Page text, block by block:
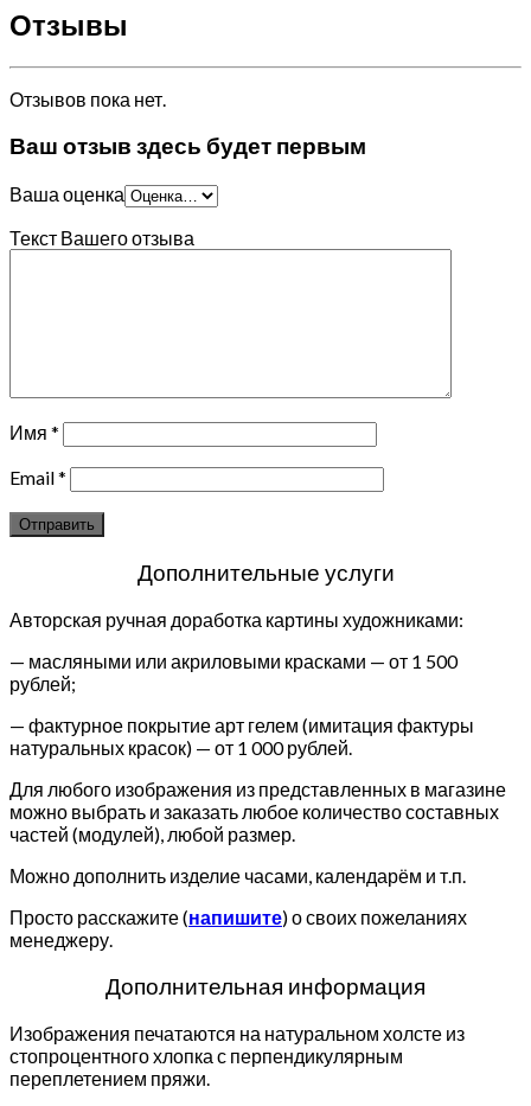
Отзывы
Отзывов пока нет.
Ваш отзыв здесь будет первым
Ваша оценка
Текст Вашего отзыва
Имя *
Email*
Дополнительные услуги
Авторская ручная доработка картины художниками:
— масляными или акриловыми красками — от 1 500
рублей;
— фактурное покрытие арт гелем (имитация фактуры
натуральных красок) — от 1 000 рублей.
Для любого изображения из представленных в магазине
можно выбрать и заказать любое количество составных
частей (модулей), любой размер.
Можно дополнить изделие часами, календарём и т.п.
Просто расскажите (напишите) о своих пожеланиях
менеджеру.
Дополнительная информация
Изображения печатаются на натуральном холсте из
стопроцентного хлопка с перпендикулярным
переплетением пряжи.